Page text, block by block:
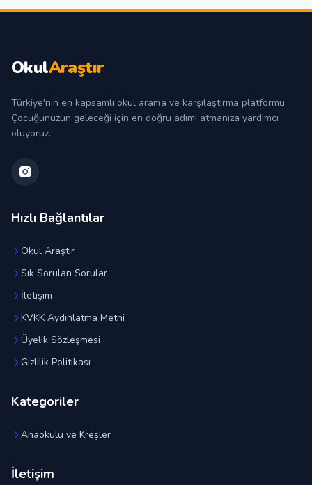
OkulAraştır
Türkiye'nin en kapsamlı okul arama ve karşılaştırma platformu.
Çocuğunuzun geleceği için en doğru adımı atmanıza yardımcı
oluyoruz.
Hızlı Bağlantılar
Okul Araştır
Sık Sorulan Sorular
İletişim
KVKK Aydınlatma Metni
Üyelik Sözleşmesi
Gizlilik Politikası
Kategoriler
Anaokulu ve Kreşler
İletişim